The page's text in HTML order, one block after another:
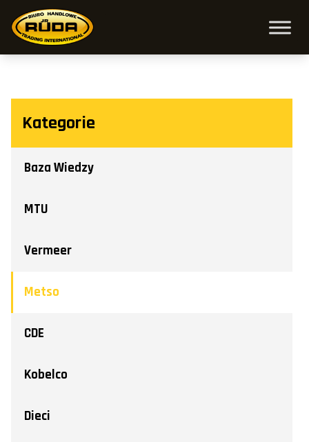
Kategorie
Baza Wiedzy
MTU
Vermeer
Metso
CDE
Kobelco
Dieci